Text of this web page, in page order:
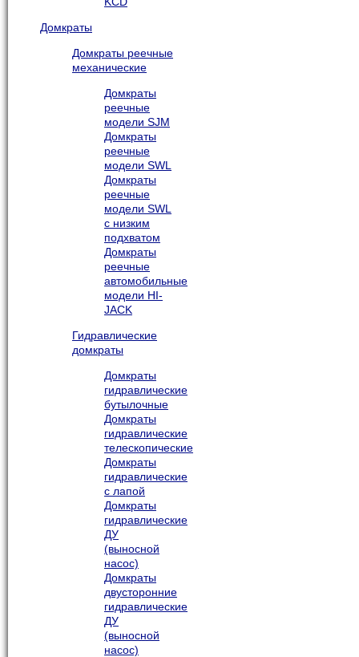
Домкраты
Домкраты реечные
механические
Домкраты
реечные
модели SJM
Домкраты
реечные
модели SWL
Домкраты
реечные
модели SWL
с низким
подхватом
Домкраты
реечные
автомобильные
модели HI-
JACK
Гидравлические
домкраты
Домкраты
гидравлические
бутылочные
Домкраты
гидравлические
телескопические
Домкраты
гидравлические
с лапой
Домкраты
гидравлические
ДУ
(выносной
насос)
Домкраты
двусторонние
гидравлические
ДУ
(выносной
насос)